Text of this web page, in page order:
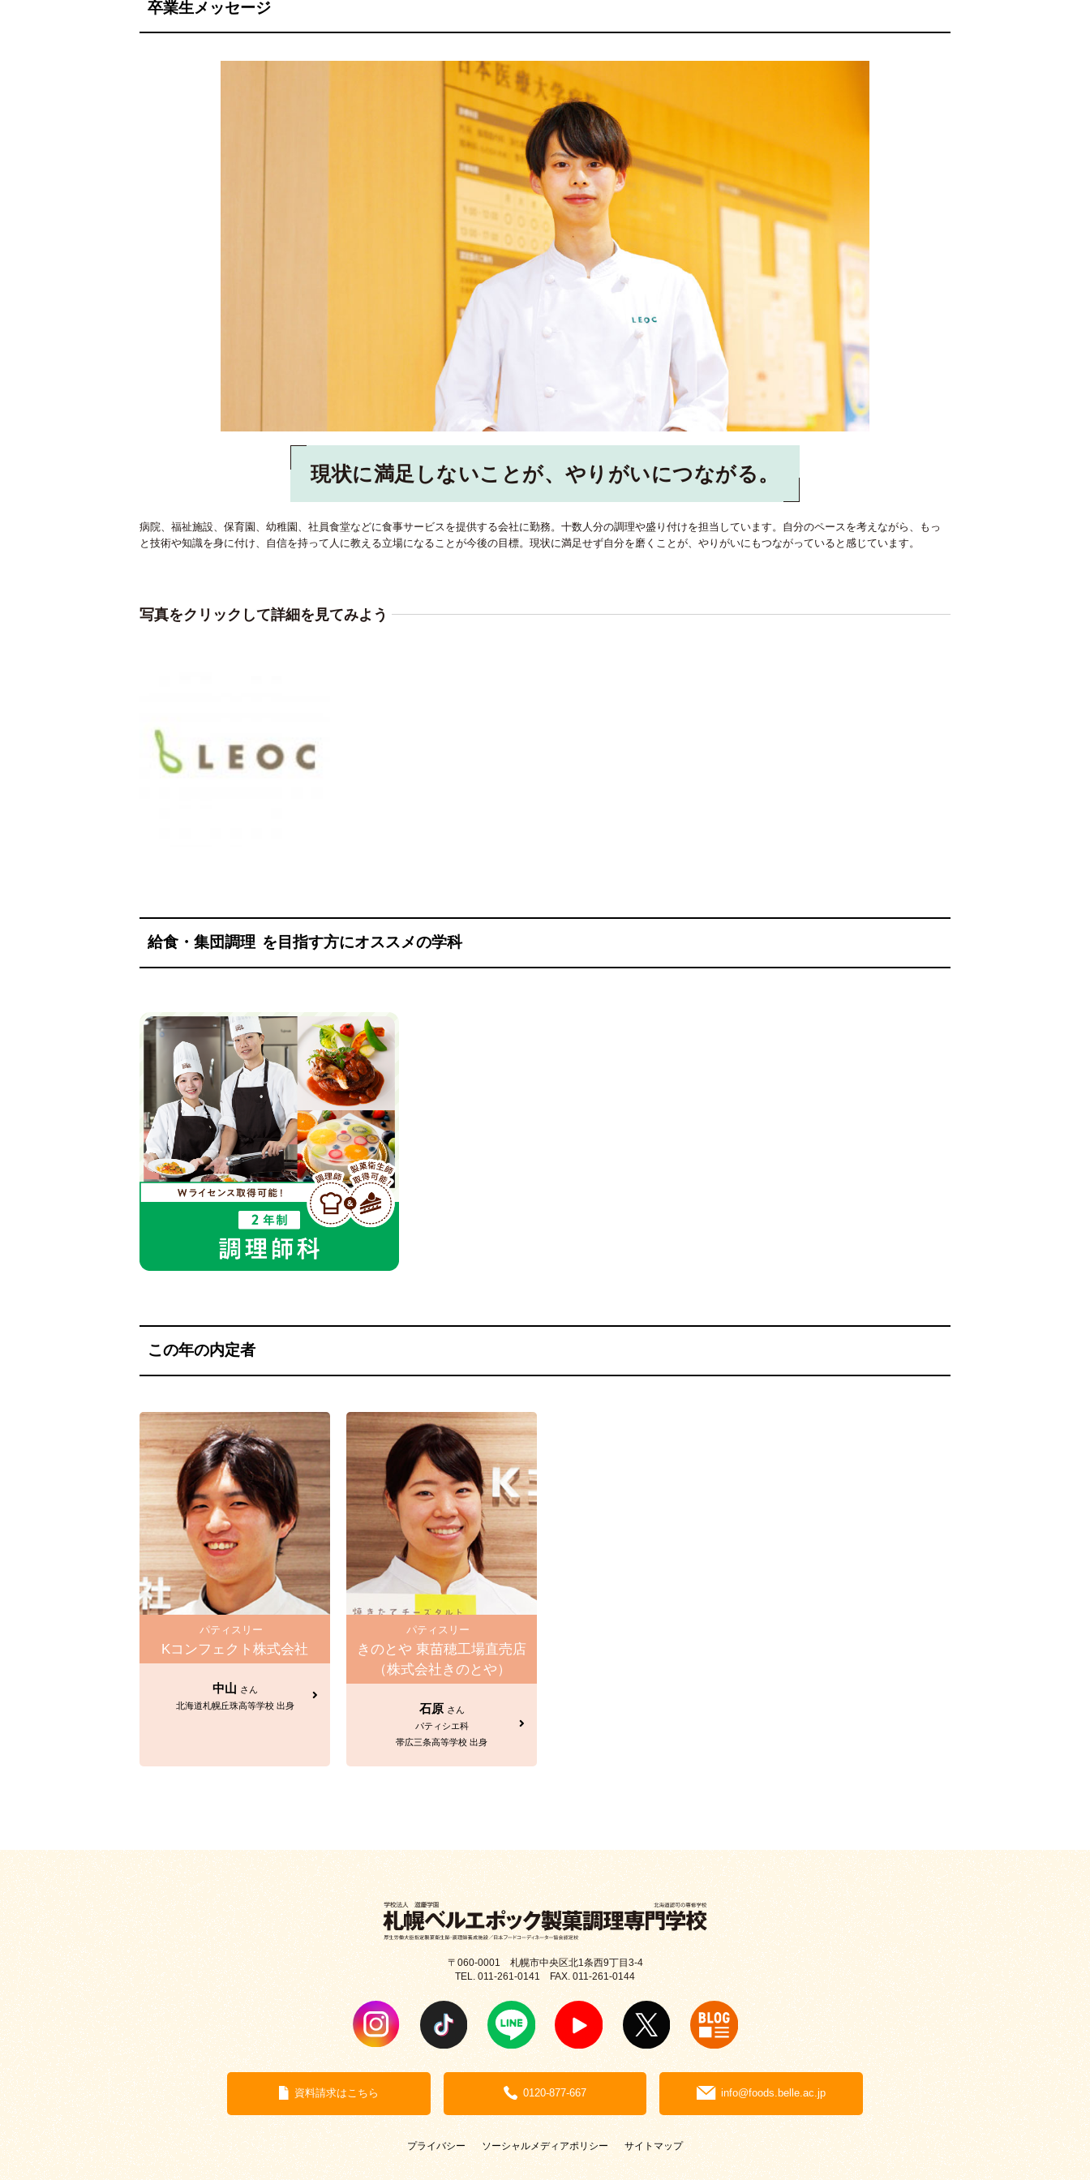
卒業生メッセージ
現状に満足しないことが、やりがいにつながる。
病院、福祉施設、保育園、幼稚園、社員食堂などに食事サービスを提供する会社に勤務。十数人分の調理や盛り付けを担当しています。自分のペースを考えながら、もっ
と技術や知識を身に付け、自信を持って人に教える立場になることが今後の目標。現状に満足せず自分を磨くことが、やりがいにもつながっていると感じています。
写真をクリックして詳細を見てみよう
給食・集団調理 を目指す方にオススメの学科
この年の内定者
パティスリー
Kコンフェクト株式会社
中山 さん
北海道札幌丘珠高等学校 出身
パティスリー
きのとや 東苗穂工場直売店
（株式会社きのとや）
石原 さん
パティシエ科
帯広三条高等学校 出身
〒060-0001 札幌市中央区北1条西9丁目3-4
TEL. 011-261-0141 FAX. 011-261-0144
資料請求はこちら 0120-877-667 info@foods.belle.ac.jp
プライバシー ソーシャルメディアポリシー サイトマップ